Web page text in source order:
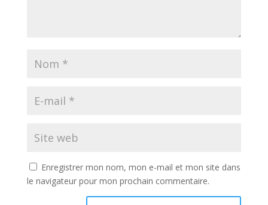
Enregistrer mon nom, mon e-mail et mon site dans
le navigateur pour mon prochain commentaire.